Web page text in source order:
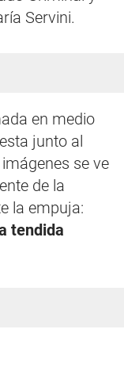
Servini.
en medio
junto al
se ve
de la
la empuja:
tendida